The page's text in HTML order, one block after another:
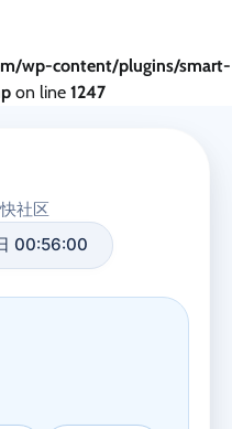
wp-content/plugins/smart-
on line 1247